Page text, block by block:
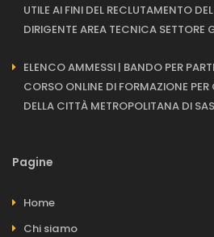
UTILE AI FINI DEL RECLUTAMENTO
DIRIGENTE AREA TECNICA SETTORE
ELENCO AMMESSI | BANDO PER
CORSO ONLINE DI FORMAZIONE
DELLA CITTÀ METROPOLITANA DI
Pagine
Home
Chi siamo